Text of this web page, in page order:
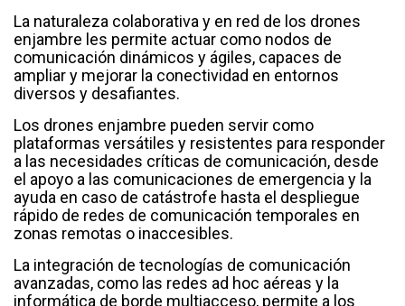
La naturaleza colaborativa y en red de los drones
enjambre les permite actuar como nodos de
comunicación dinámicos y ágiles, capaces de
ampliar y mejorar la conectividad en entornos
diversos y desafiantes.
Los drones enjambre pueden servir como
plataformas versátiles y resistentes para responder
a las necesidades críticas de comunicación, desde
el apoyo a las comunicaciones de emergencia y la
ayuda en caso de catástrofe hasta el despliegue
rápido de redes de comunicación temporales en
zonas remotas o inaccesibles.
La integración de tecnologías de comunicación
avanzadas, como las redes ad hoc aéreas y la
informática de borde multiacceso, permite a los